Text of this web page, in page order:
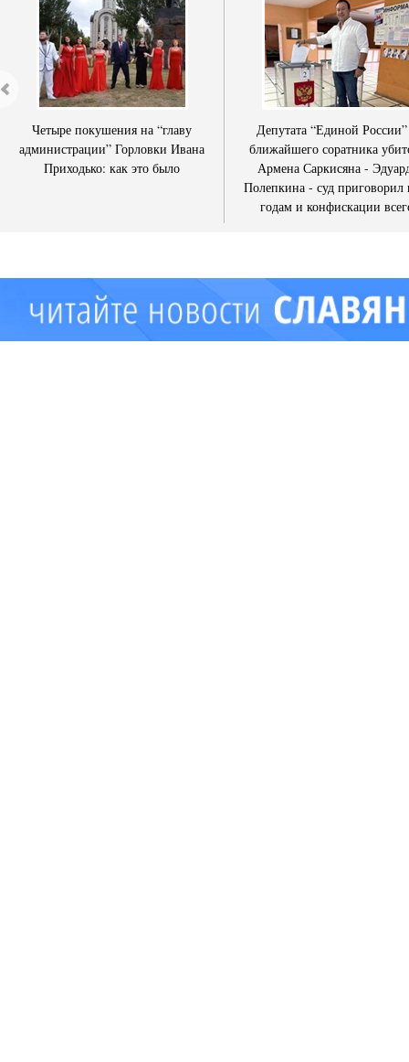
Четыре покушения на “главу
администрации” Горловки Ивана
Приходько: как это было
Депутата “Единой
ближайшего соратника
Армена Саркисяна -
Полепкина - суд приговорил
годам и конфискации